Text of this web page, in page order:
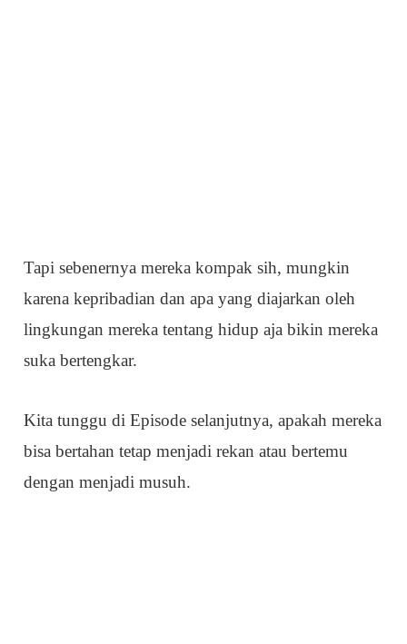
Tapi sebenernya mereka kompak sih, mungkin
karena kepribadian dan apa yang diajarkan oleh
lingkungan mereka tentang hidup aja bikin mereka
suka bertengkar.
Kita tunggu di Episode selanjutnya, apakah mereka
bisa bertahan tetap menjadi rekan atau bertemu
dengan menjadi musuh.